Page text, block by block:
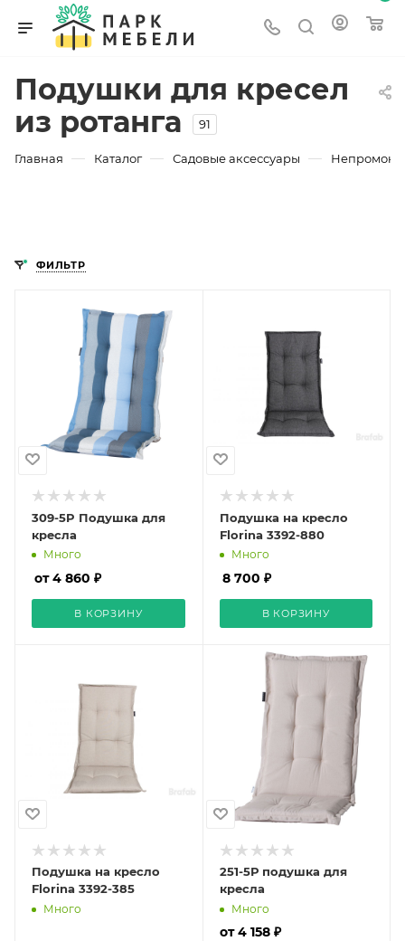
Подушки для кресел
из ротанга
91
Главная — Каталог — Садовые аксессуары —
ФИЛЬТР
309-5P Подушка для
кресла
Много
от 4 860 ₽
В КОРЗИНУ
Подушка на кресло
Florina 3392-880
Много
8 700 ₽
В КОРЗИНУ
Подушка на кресло
Florina 3392-385
Много
251-5Р подушка для
кресла
Много
от 4 158 ₽